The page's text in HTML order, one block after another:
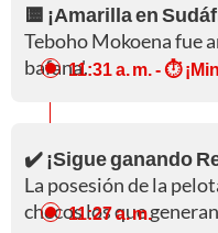
🟨 ¡Amarilla en
Teboho Mokoena fue
bafana'.11:31 a. m. - ⏱️
✔️ ¡Sigue ganando
La posesión de la
checos los que
11:27 a. m.